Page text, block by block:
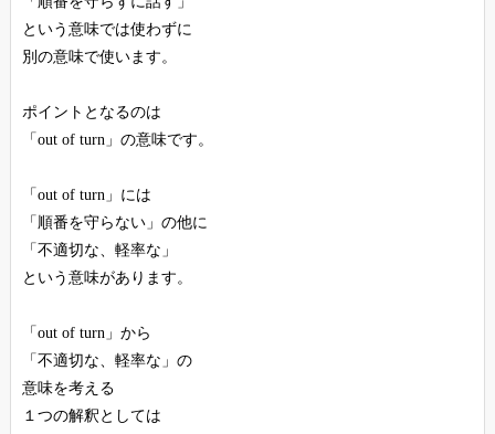
という意味では使わずに
別の意味で使います。
ポイントとなるのは
「out of turn」の意味です。
「out of turn」には
「順番を守らない」の他に
「不適切な、軽率な」
という意味があります。
「out of turn」から
「不適切な、軽率な」の
意味を考える
１つの解釈としては